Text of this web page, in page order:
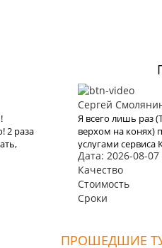
2 раза
Сергей
Я всего лишь раз
верхом на конях)
услугами сервиса
этого мне
что это
бронирования
невысокие цены,
простоту
Дата: 2026-08-07
Качество
Стоимость
Сроки
ПРОШЕДШИЕ